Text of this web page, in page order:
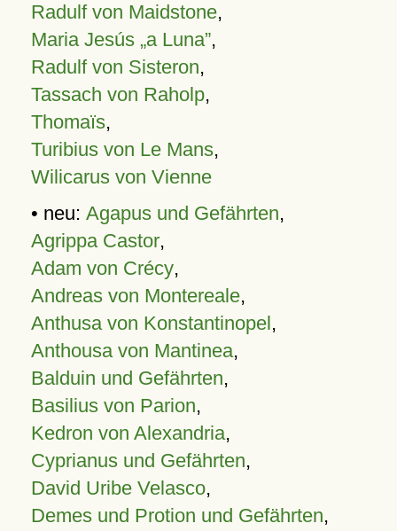
Radulf von Maidstone,
Maria Jesús „a Luna”,
Radulf von Sisteron,
Tassach von Raholp,
Thomaïs,
Turibius von Le Mans,
Wilicarus von Vienne
• neu: Agapus und Gefährten,
Agrippa Castor,
Adam von Crécy,
Andreas von Montereale,
Anthusa von Konstantinopel,
Anthousa von Mantinea,
Balduin und Gefährten,
Basilius von Parion,
Kedron von Alexandria,
Cyprianus und Gefährten,
David Uribe Velasco,
Demes und Protion und Gefährten,